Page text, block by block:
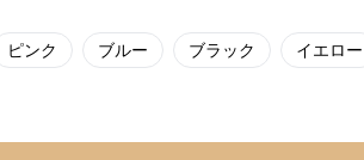
ピンク ブルー ブラック イエロー